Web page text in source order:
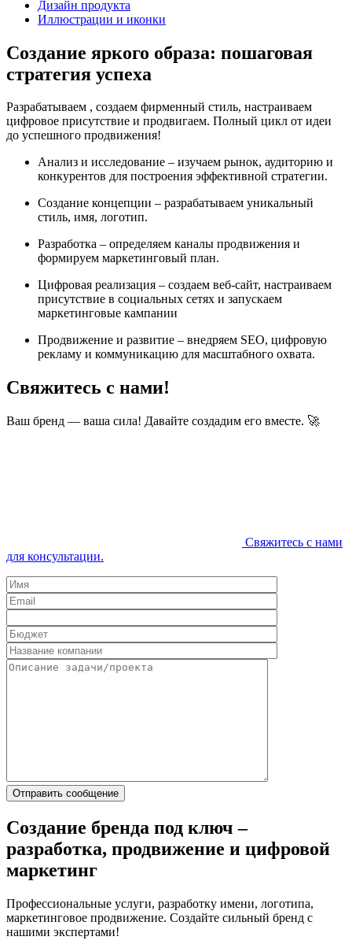
Дизайн продукта
Иллюстрации и иконки
Создание яркого образа: пошаговая
стратегия успеха
Разрабатываем , создаем фирменный стиль, настраиваем
цифровое присутствие и продвигаем. Полный цикл от идеи
до успешного продвижения!
Анализ и исследование – изучаем рынок, аудиторию и
конкурентов для построения эффективной стратегии.
Создание концепции – разрабатываем уникальный
стиль, имя, логотип.
Разработка – определяем каналы продвижения и
формируем маркетинговый план.
Цифровая реализация – создаем веб-сайт, настраиваем
присутствие в социальных сетях и запускаем
маркетинговые кампании
Продвижение и развитие – внедряем SEO, цифровую
рекламу и коммуникацию для масштабного охвата.
Свяжитесь с нами!
Ваш бренд — ваша сила! Давайте создадим его вместе. 🚀
Свяжитесь с нами
для консультации.
Создание бренда под ключ –
разработка, продвижение и цифровой
маркетинг
Профессиональные услуги, разработку имени, логотипа,
маркетинговое продвижение. Создайте сильный бренд с
нашими экспертами!